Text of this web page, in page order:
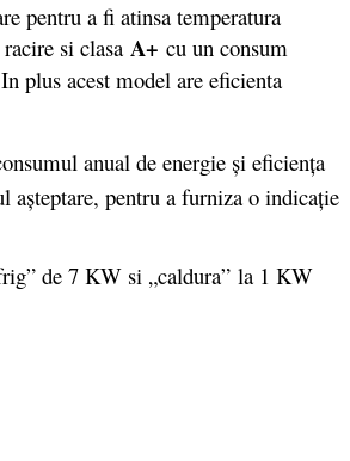
pentru a fi atinsa temperatura
si clasa A+ cu un consum
plus acest model are eficienta
anual de energie şi eficienţa
pentru a furniza o indicaţie
de 7 KW si „caldura” la 1 KW